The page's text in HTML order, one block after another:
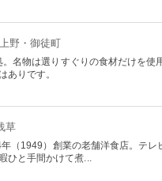
野・御徒町
名物は選りすぐりの食材だけを使
ありです。
草
（1949）創業の老舗洋食店。テレ
ひと手間かけて煮...